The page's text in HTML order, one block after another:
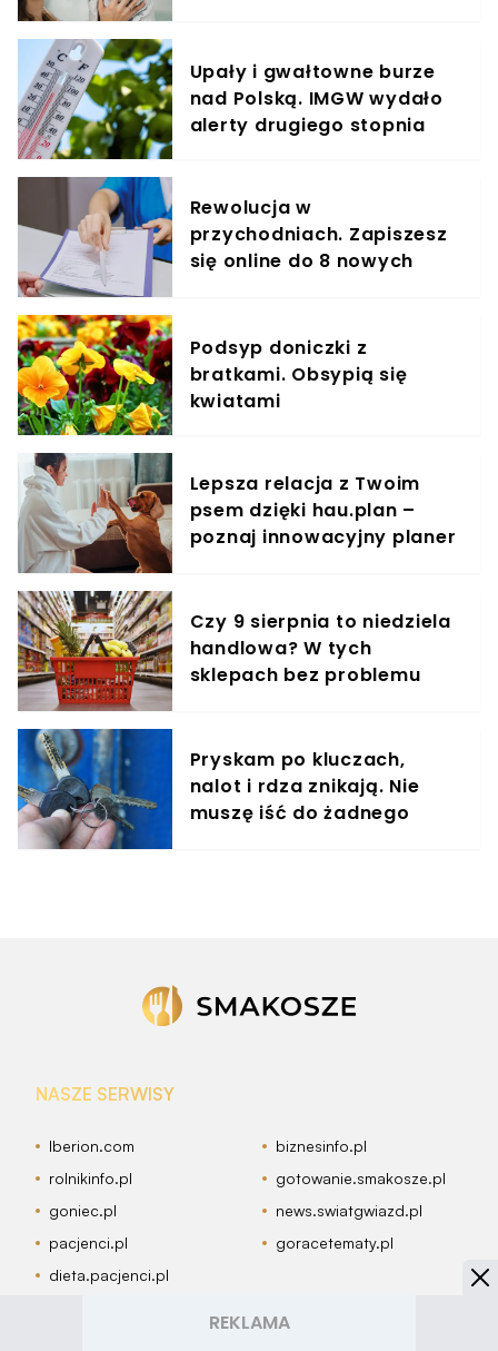
Upały i gwałtowne burze
nad Polską. IMGW wydało
alerty drugiego stopnia
Rewolucja w
przychodniach. Zapiszesz
się online do 8 nowych
Podsyp doniczki z
bratkami. Obsypią się
kwiatami
Lepsza relacja z Twoim
psem dzięki hau.plan –
poznaj innowacyjny planer
Czy 9 sierpnia to niedziela
handlowa? W tych
sklepach bez problemu
Pryskam po kluczach,
nalot i rdza znikają. Nie
muszę iść do żadnego
NASZE SERWISY
Iberion.com
biznesinfo.pl
rolnikinfo.pl
gotowanie.smakosze.pl
goniec.pl
news.swiatgwiazd.pl
pacjenci.pl
goracetematy.pl
dieta.pacjenci.pl